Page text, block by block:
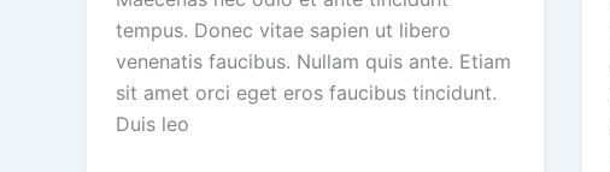
tempus. Donec vitae sapien ut libero
venenatis faucibus. Nullam quis ante. Etiam
sit amet orci eget eros faucibus tincidunt.
Duis leo